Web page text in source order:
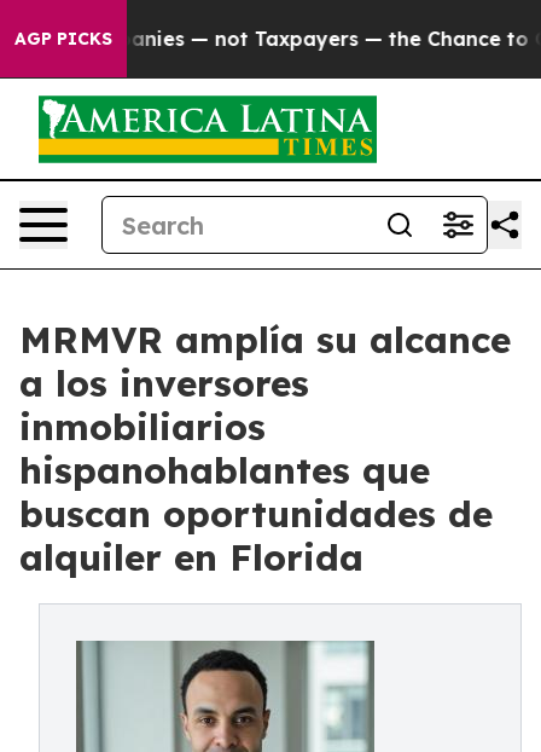
AGP PICKS
— not Taxpayers — the Chance to Cash in on
MRMVR amplía su alcance
a los inversores
inmobiliarios
hispanohablantes que
buscan oportunidades de
alquiler en Florida